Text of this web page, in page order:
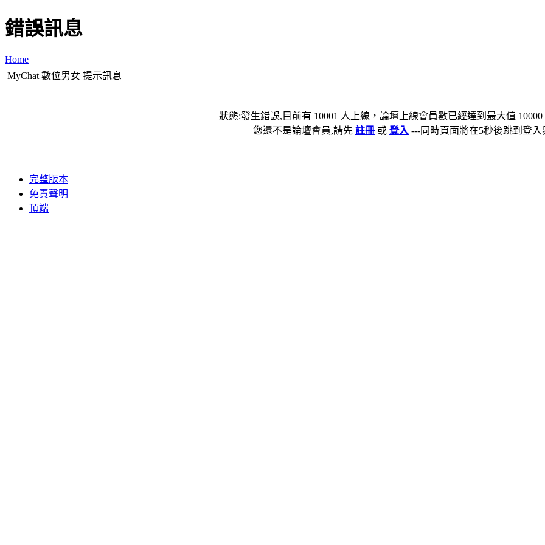
錯誤訊息
Home
MyChat 數位男女 提示訊息
狀態:發生錯誤,目前有 10001 人上線，論壇上線會員數已經達到最大值
您還不是論壇會員,請先 註冊 或 登入 ---同時頁面將在5秒後跳到登入
完整版本
免責聲明
頂端